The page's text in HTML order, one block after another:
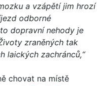
a vzápětí jim hrozí
odborné
dopravní nehody je
zraněných tak
laických zachránců,“
chovat na místě